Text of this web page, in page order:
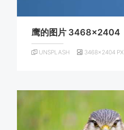
鹰的图片 3468×2404
UNSPLASH 3468×2404 PX